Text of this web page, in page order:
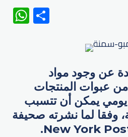
WhatsApp
عن وجود مواد
من عبوات المنتجات
يمكن أن تتسبب
وفقا لما نشرته صحيفة